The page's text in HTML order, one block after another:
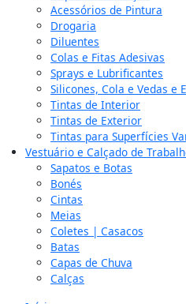
Acessórios de Pintura
Drogaria
Diluentes
Colas e Fitas Adesivas
Sprays e Lubrificantes
Silicones, Cola e Vedas e
Tintas de Interior
Tintas de Exterior
Tintas para Superfícies
Vestuário e Calçado de
Sapatos e Botas
Bonés
Cintas
Meias
Coletes | Casacos
Batas
Capas de Chuva
Calças